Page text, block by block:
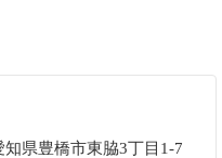
県豊橋市東脇3丁目1-7